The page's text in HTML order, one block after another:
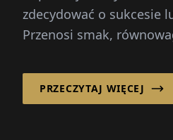
zdecydować o sukcesie
Przenosi smak,
wymaga wielogodzinnej
PRZECZYTAJ WIĘCEJ